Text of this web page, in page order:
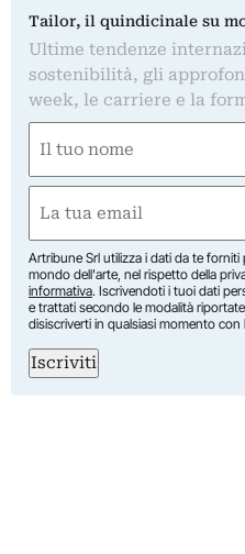
Tailor, il quindicinale su
Ultime tendenze
sostenibilità, gli
week, le carriere e la
(Required)
First
(Required)
Artribune Srl utilizza i dati da te
mondo dell'arte, nel rispetto della
informativa. Iscrivendoti i tuoi dati
e trattati secondo le modalità
disiscriverti in qualsiasi momento
Iscriviti